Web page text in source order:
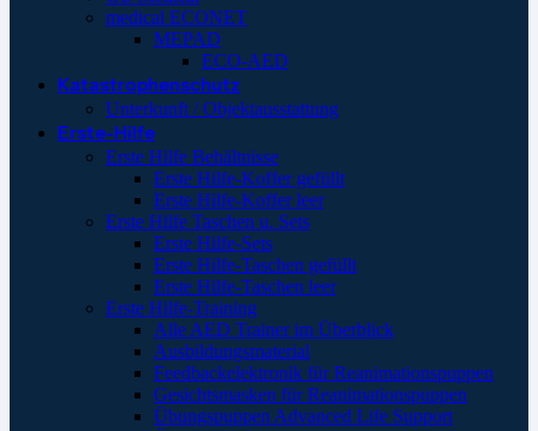
medical ECONET
MEPAD
ECO-AED
Katastrophenschutz
Unterkunft / Objektausstattung
Erste-Hilfe
Erste Hilfe Behältnisse
Erste Hilfe-Koffer gefüllt
Erste Hilfe-Koffer leer
Erste Hilfe Taschen u. Sets
Erste Hilfe-Sets
Erste Hilfe-Taschen gefüllt
Erste Hilfe-Taschen leer
Erste Hilfe-Training
Alle AED Trainer im Überblick
Ausbildungsmaterial
Feedbackelektronik für Reanimationspuppen
Gesichtsmasken für Reanimationspuppen
Übungspuppen Advanced Life Support